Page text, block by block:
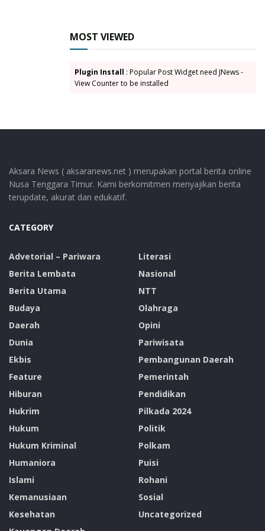
mereka dalam membentuk generasi penerus bangsa
yang cerdas, tangguh, dan berkarakter, menuju
Bupati Lembata Hari Guru Nasional
MOST VIEWED
Plugin Install : Popular Post Widget need JNews -
View Counter to be installed
Aksara News ( aksaranews.net ) merupakan portal berita online
Nusa Tenggara Timur. Kami berkomitmen menyajikan berita
terupdate, akurat dan edukatif.
CATEGORY
Advetorial – Pariwara
Berita Lembata
Berita Utama
Budaya
Daerah
Dunia
Ekbis
Feature
Hiburan
Hukrim
Hukum
Hukum Kriminal
Humaniora
Islami
Kemanusiaan
Kesehatan
Literasi
Nasional
NTT
Olahraga
Opini
Pariwisata
Pembangunan Daerah
Pemerintah
Pendidikan
Pilkada 2024
Politik
Polkam
Puisi
Rohani
Sosial
Uncategorized